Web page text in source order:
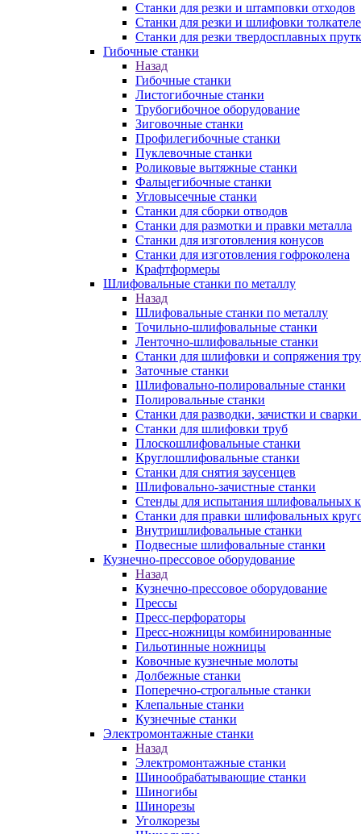
Станки для резки и штамповки отходов
Станки для резки и шлифовки
Станки для резки твердосплавных
Гибочные станки
Назад
Гибочные станки
Листогибочные станки
Трубогибочное оборудование
Зиговочные станки
Профилегибочные станки
Пуклевочные станки
Роликовые вытяжные станки
Фальцегибочные станки
Угловысечные станки
Станки для сборки отводов
Станки для размотки и правки металла
Станки для изготовления конусов
Станки для изготовления гофроколена
Крафтформеры
Шлифовальные станки по металлу
Назад
Шлифовальные станки по металлу
Точильно-шлифовальные станки
Ленточно-шлифовальные станки
Станки для шлифовки и сопряжения
Заточные станки
Шлифовально-полировальные станки
Полировальные станки
Станки для разводки, зачистки и сварки
Станки для шлифовки труб
Плоскошлифовальные станки
Круглошлифовальные станки
Станки для снятия заусенцев
Шлифовально-зачистные станки
Стенды для испытания шлифовальных
Станки для правки шлифовальных
Внутришлифовальные станки
Подвесные шлифовальные станки
Кузнечно-прессовое оборудование
Назад
Кузнечно-прессовое оборудование
Прессы
Пресс-перфораторы
Пресс-ножницы комбинированные
Гильотинные ножницы
Ковочные кузнечные молоты
Долбежные станки
Поперечно-строгальные станки
Клепальные станки
Кузнечные станки
Электромонтажные станки
Назад
Электромонтажные станки
Шинообрабатывающие станки
Шиногибы
Шинорезы
Уголкорезы